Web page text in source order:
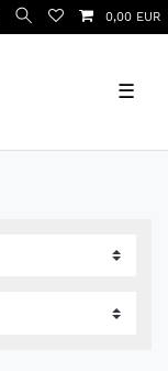
0,00 EUR
☰